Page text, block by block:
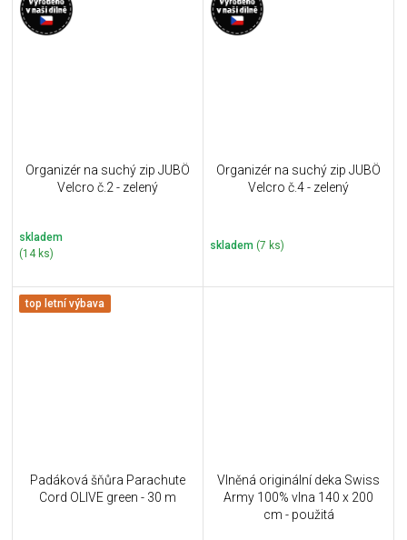
Organizér na suchý zip JUBÖ
Velcro č.2 - zelený
skladem
(14 ks)
Organizér na suchý zip JUBÖ
Velcro č.4 - zelený
skladem (7 ks)
top letní výbava
Padáková šňůra Parachute
Cord OLIVE green - 30 m
Vlněná originální deka Swiss
Army 100% vlna 140 x 200
cm - použitá